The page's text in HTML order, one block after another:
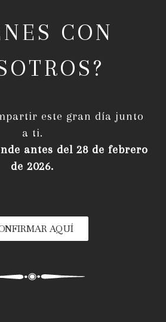
CON
este gran día junto
a ti.
antes del 28 de febrero
de 2026.
AQUÍ